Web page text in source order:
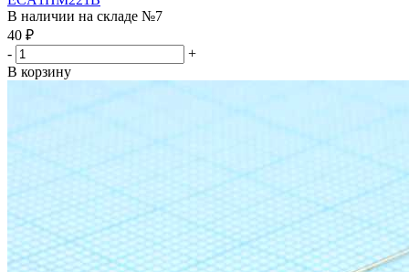
В наличии на складе №7
40 ₽
-
+
В корзину